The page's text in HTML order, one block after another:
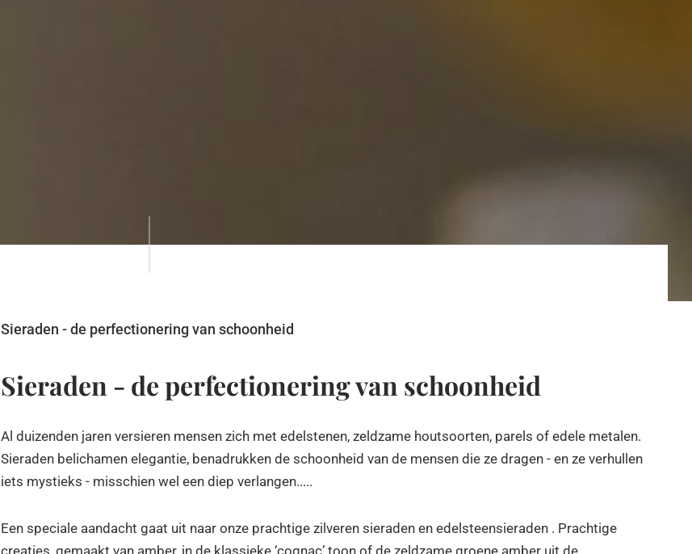
Sieraden - de perfectionering van schoonheid
Sieraden - de perfectionering van schoonheid
Al duizenden jaren versieren mensen zich met edelstenen, zeldzame houtsoorten, parels of edele metalen.
Sieraden belichamen elegantie, benadrukken de schoonheid van de mensen die ze dragen - en ze verhullen
iets mystieks - misschien wel een diep verlangen.....
Een speciale aandacht gaat uit naar onze prachtige zilveren sieraden en edelsteensieraden . Prachtige
creaties, gemaakt van amber, in de klassieke ‘cognac’ toon of de zeldzame groene amber uit de